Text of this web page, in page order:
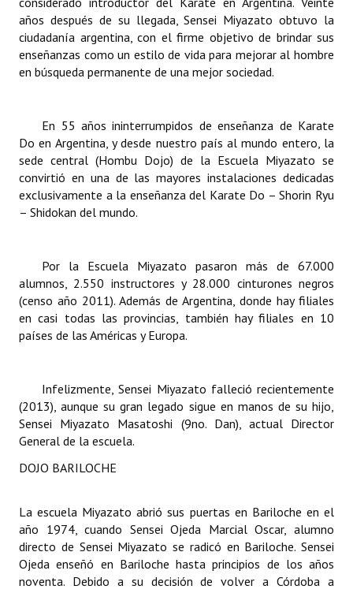
Datos Históricos
Premio al Mérito - Registro
Mujeres que Dejaron Huellas - Registro
Periodistas Decanos - Registro
Ciudadano Ilustre - Registro
Antiguos Pobladores - Registro
Reconocimientos - Registro
Entrega de distinciones
REFORMA DE LA CARTA ORGÁNICA
años después de su llegada, Sensei Miyazato obtuvo la
ciudadanía argentina, con el firme objetivo de brindar sus
enseñanzas como un estilo de vida para mejorar al hombre
en búsqueda permanente de una mejor sociedad.
En 55 años ininterrumpidos de enseñanza de Karate
Do en Argentina, y desde nuestro país al mundo entero, la
sede central (Hombu Dojo) de la Escuela Miyazato se
convirtió en una de las mayores instalaciones dedicadas
exclusivamente a la enseñanza del Karate Do – Shorin Ryu
– Shidokan del mundo.
Por la Escuela Miyazato pasaron más de 67.000
alumnos, 2.550 instructores y 28.000 cinturones negros
(censo año 2011). Además de Argentina, donde hay filiales
en casi todas las provincias, también hay filiales en 10
países de las Américas y Europa.
Infelizmente, Sensei Miyazato falleció recientemente
(2013), aunque su gran legado sigue en manos de su hijo,
Sensei Miyazato Masatoshi (9no. Dan), actual Director
General de la escuela.
DOJO BARILOCHE
La escuela Miyazato abrió sus puertas en Bariloche en el
año 1974, cuando Sensei Ojeda Marcial Oscar, alumno
directo de Sensei Miyazato se radicó en Bariloche. Sensei
Ojeda enseñó en Bariloche hasta principios de los años
noventa. Debido a su decisión de volver a Córdoba a